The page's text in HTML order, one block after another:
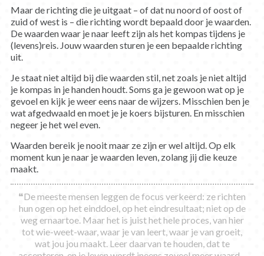
Maar de richting die je uitgaat – of dat nu noord of oost of
zuid of west is – die richting wordt bepaald door je waarden.
De waarden waar je naar leeft zijn als het kompas tijdens je
(levens)reis. Jouw waarden sturen je een bepaalde richting
uit.
Je staat niet altijd bij die waarden stil, net zoals je niet altijd
je kompas in je handen houdt. Soms ga je gewoon wat op je
gevoel en kijk je weer eens naar de wijzers. Misschien ben je
wat afgedwaald en moet je je koers bijsturen. En misschien
negeer je het wel even.
Waarden bereik je nooit maar ze zijn er wel altijd. Op elk
moment kun je naar je waarden leven, zolang jij die keuze
maakt.
❝De meeste mensen leggen de focus verkeerd: ze richten
hun ogen op het einddoel, op het eindresultaat; niet op de
weg ernaartoe. Maar het is juist het hele proces, van hier
tot wie-weet-waar, waar je van leert, waar je van groeit,
wat jou jou maakt. Leer daarvan te houden, dat te